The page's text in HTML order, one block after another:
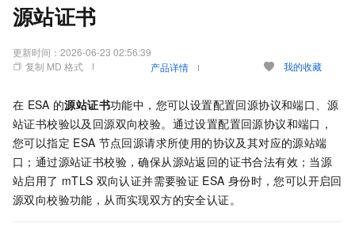
源站证书
更新时间： 2026-06-23 02:56:39
复制 MD 格式
产品详情 我的收藏
在 ESA 的源站证书功能中，您可以设置配置回源协议和端口、源
站证书校验以及回源双向校验。通过设置配置回源协议和端口，
您可以指定 ESA 节点回源请求所使用的协议及其对应的源站端
口；通过源站证书校验，确保从源站返回的证书合法有效；当源
站启用了 mTLS 双向认证并需要验证 ESA 身份时，您可以开启回
源双向校验功能，从而实现双方的安全认证。